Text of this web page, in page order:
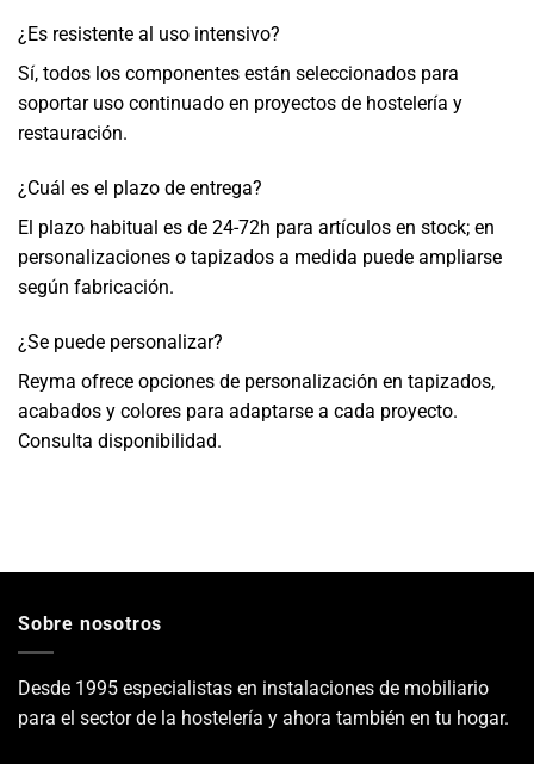
¿Es resistente al uso intensivo?
Sí, todos los componentes están seleccionados para
soportar uso continuado en proyectos de hostelería y
restauración.
¿Cuál es el plazo de entrega?
El plazo habitual es de 24-72h para artículos en stock; en
personalizaciones o tapizados a medida puede ampliarse
según fabricación.
¿Se puede personalizar?
Reyma ofrece opciones de personalización en tapizados,
acabados y colores para adaptarse a cada proyecto.
Consulta disponibilidad.
Sobre nosotros
Desde 1995 especialistas en instalaciones de mobiliario
para el sector de la hostelería y ahora también en tu hogar.